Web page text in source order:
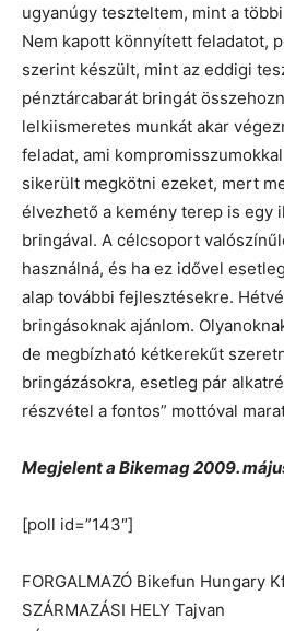
ugyanúgy teszteltem, mint a
Nem kapott könnyített feladatot,
szerint készült, mint az eddigi
pénztárcabarát bringát
lelkiismeretes munkát akar
feladat, ami
sikerült megkötni ezeket, mert
élvezhető a kemény terep is egy
bringával. A célcsoport
használná, és ha ez idővel
alap további fejlesztésekre.
bringásoknak ajánlom.
de megbízható kétkerekűt
bringázásokra, esetleg pár
részvétel a fontos” mottóval
Megjelent a Bikemag 2009.
[poll id=”143″]
FORGALMAZÓ Bikefun Hungary
SZÁRMAZÁSI HELY Tajvan